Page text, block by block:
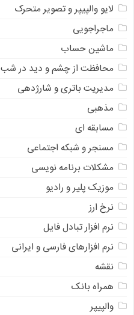
لایو والپیپر و تصویر متحرک
ماجراجویی
ماشین حساب
محافظت از چشم و دید در شب
مدیریت باتری و شارژدهی
مذهبی
مسابقه ای
مسنجر و شبکه اجتماعی
مشکلات برنامه نویسی
موزیک پلیر و رادیو
نرخ ارز
ﻧﺮﻡ ﺍﻓﺰﺍﺭ ﺗﺒﺎﺩﻝ ﻓﺎﻳﻞ
نرم افزارهای فارسی و ایرانی
نقشه
همراه بانک
والپیپر